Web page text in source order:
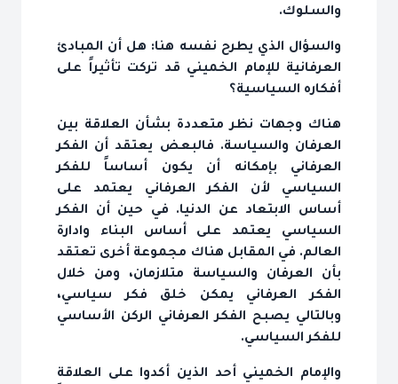
والسلوك.
والسؤال الذي يطرح نفسه هنا: هل أن المبادئ
العرفانية للإمام الخميني قد تركت تأثيراً على
أفكاره السياسية؟
هناك وجهات نظر متعددة بشأن العلاقة بين
العرفان والسياسة. فالبعض يعتقد أن الفكر
العرفاني بإمكانه أن يكون أساساً للفكر
السياسي لأن الفكر العرفاني يعتمد على
أساس الابتعاد عن الدنيا. في حين أن الفكر
السياسي يعتمد على أساس البناء وادارة
العالم. في المقابل هناك مجموعة أخرى تعتقد
بأن العرفان والسياسة متلازمان، ومن خلال
الفكر العرفاني يمكن خلق فكر سياسي،
وبالتالي يصبح الفكر العرفاني الركن الأساسي
للفكر السياسي.
والإمام الخميني أحد الذين أكدوا على العلاقة